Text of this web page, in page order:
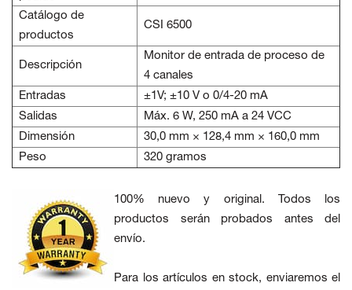
Catálogo de
productos
CSI 6500
Descripción
Monitor de entrada de proceso de
4 canales
Entradas
±1V; ±10 V o 0/4-20 mA
Salidas
Máx. 6 W, 250 mA a 24 VCC
Dimensión
30,0 mm × 128,4 mm × 160,0 mm
Peso
320 gramos
100% nuevo y original. Todos los
productos serán probados antes del
envío.
Para los artículos en stock, enviaremos el